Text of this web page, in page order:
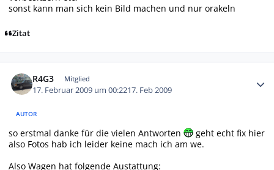
sonst kann man sich kein Bild machen und nur orakeln
Zitat
R4G3 Mitglied
17. Februar 2009 um 00:2217. Feb 2009
AUTOR
so erstmal danke für die vielen Antworten
geht echt fix hier
also Fotos hab ich leider keine mach ich am we.
Also Wagen hat folgende Austattung: